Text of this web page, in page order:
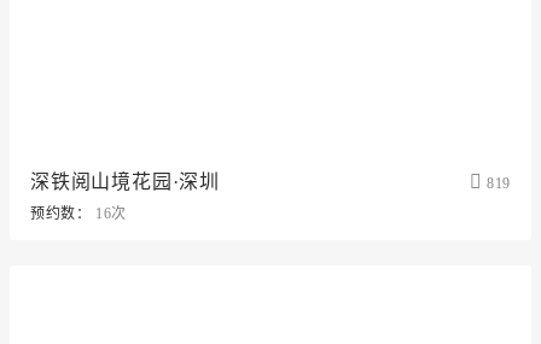
深铁阅山境花园·深圳
819
预约数：
16次